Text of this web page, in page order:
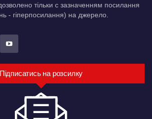
тільки c зазначенням посилання
- гіперпосилання) на джерело.
Підписатись на розсилку